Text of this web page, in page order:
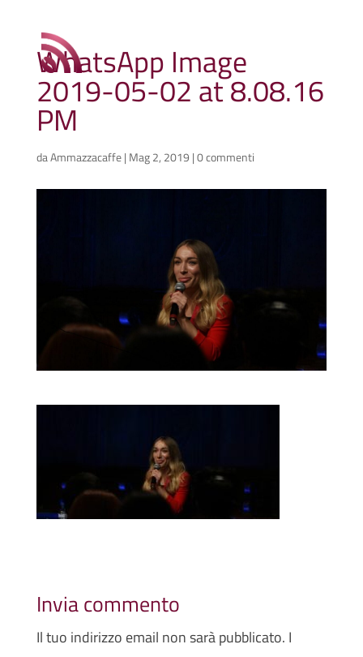
WhatsApp Image
2019-05-02 at 8.08.16
PM
daAmmazzacaffe| Mag 2, 2019 |0 commenti
Invia commento
Il tuo indirizzo email non sarà pubblicato. I